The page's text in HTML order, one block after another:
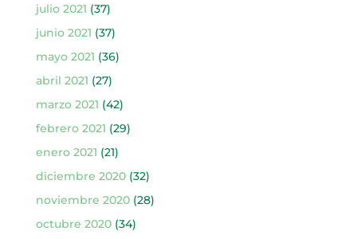
julio 2021 (37)
junio 2021 (37)
mayo 2021 (36)
abril 2021 (27)
marzo 2021 (42)
febrero 2021 (29)
enero 2021 (21)
diciembre 2020(32)
noviembre 2020(28)
octubre 2020(34)